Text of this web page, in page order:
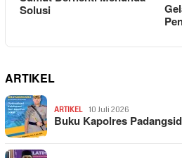
Solusi
ARTIKEL
ARTIKEL 10 Juli 2026
Buku Kapolres